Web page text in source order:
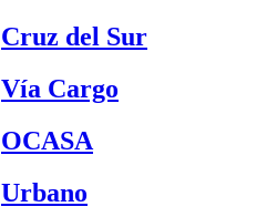
Cruz del Sur
Vía Cargo
OCASA
Urbano